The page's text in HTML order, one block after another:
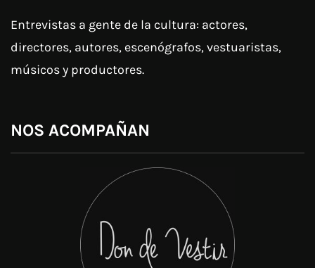
Entrevistas a gente de la cultura: actores,
directores, autores, escenógrafos, vestuaristas,
músicos y productores.
NOS ACOMPAÑAN